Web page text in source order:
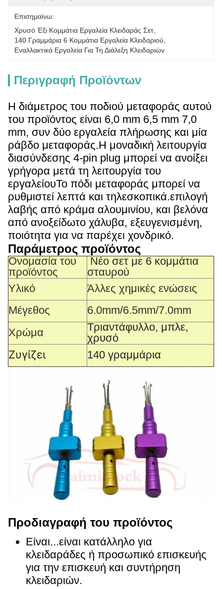
Επισημαίνω:
Χρυσό Έξι Κομμάτια Εργαλεία Κλειδαράς Σετ
140 Γραμμάρια 6 Κομμάτια Εργαλεία Κλειδαριού
Εναλλακτικά Εργαλεία Για Τη Διάλεξη Κλειδαριών
Περιγραφή Προϊόντων
Η διάμετρος του ποδιού μεταφοράς αυτού
του προϊόντος είναι 6,0 mm 6,5 mm 7,0
mm, συν δύο εργαλεία πλήρωσης και μία
ράβδο μεταφοράς.Η μοναδική λειτουργία
διασύνδεσης 4-pin plug μπορεί να ανοίξει
γρήγορα μετά τη λειτουργία του
εργαλείουΤο πόδι μεταφοράς μπορεί να
ρυθμιστεί λεπτά και τηλεσκοπικά.επιλογή
λαβής από κράμα αλουμινίου, και βελόνα
από ανοξείδωτο χάλυβα, εξευγενισμένη,
ποιότητα για να παρέχει χονδρικό.
Παράμετρος προϊόντος
Ονομασία του
προϊόντος
Νέο σετ με 6 κομμάτια
σταυρού
Υλικό
Άλλες χημικές ενώσεις
Μέγεθος
6.0mm/6.5mm/7.0mm
Χρώμα
Τριαντάφυλλο, μπλε,
χρυσό
Ζυγίζει 140 γραμμάρια
Προδιαγραφή του προϊόντος
Είναι...είναι κατάλληλο για
κλειδαράδες ή προσωπικό επισκευής
για την επισκευή και συντήρηση
κλειδαριών.